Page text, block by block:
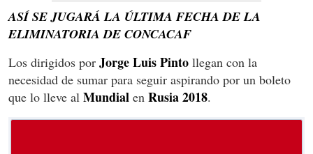
ASÍ SE JUGARÁ LA ÚLTIMA FECHA DE LA
ELIMINATORIA DE CONCACAF
Los dirigidos por Jorge Luis Pinto llegan con la
necesidad de sumar para seguir aspirando por un boleto
que lo lleve al Mundial en Rusia 2018.